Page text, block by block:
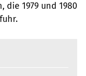
die 1979 und 1980